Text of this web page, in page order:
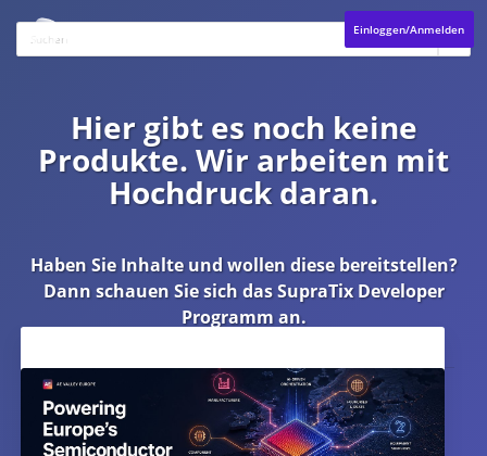
Einloggen/Anmelden
Hier gibt es noch keine
Produkte. Wir arbeiten mit
Hochdruck daran.
Haben Sie Inhalte und wollen diese bereitstellen?
Dann schauen Sie sich dasSupraTix Developer
Programman.